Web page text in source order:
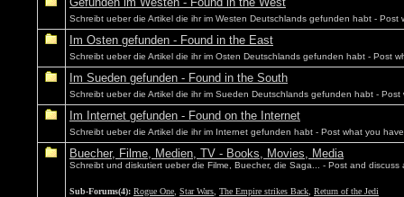
Schreibt ueber die Artikel die ihr im Westen Deutschlands gefunden habt -
Im Osten gefunden - Found in the East
Schreibt ueber die Artikel die ihr im Osten Deutschlands gefunden habt - Post
Im Sueden gefunden - Found in the South
Schreibt ueber die Artikel die ihr im Sueden Deutschlands gefunden habt -
Im Internet gefunden - Found on the Internet
Schreibt ueber die Artikel die ihr im Internet gefunden habt - Post what you
Buecher, Filme, Medien, TV - Books, Movies, Media
Schreibt und diskutiert ueber die Filme, Buecher, die Saga... - Post and
Sub-Forums(4): Rogue One Star Wars The Empire strikes Back Return of the Jedi